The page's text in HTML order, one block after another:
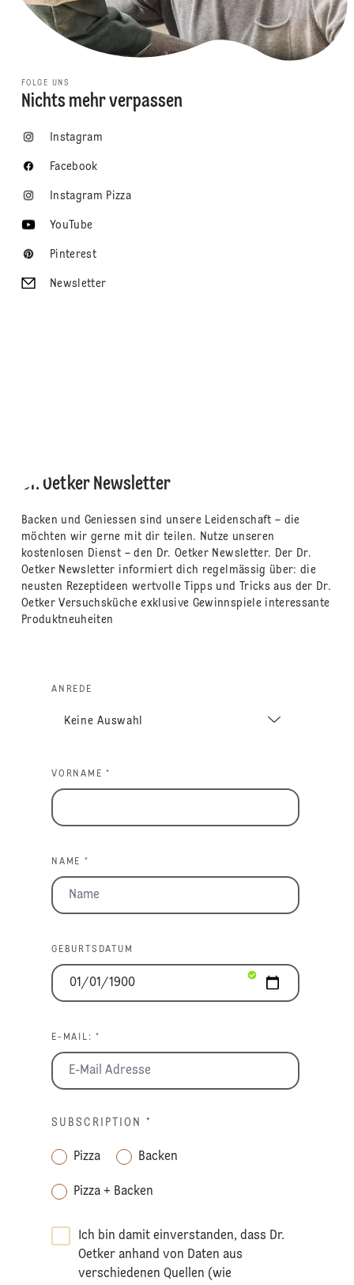
FOLGE UNS
Nichts mehr verpassen
Instagram
Facebook
Instagram Pizza
YouTube
Pinterest
Newsletter
Dr. Oetker Newsletter
Backen und Geniessen sind unsere Leidenschaft – die
möchten wir gerne mit dir teilen. Nutze unseren
kostenlosen Dienst – den Dr. Oetker Newsletter. Der Dr.
Oetker Newsletter informiert dich regelmässig über: die
neusten Rezeptideen wertvolle Tipps und Tricks aus der Dr.
Oetker Versuchsküche exklusive Gewinnspiele interessante
Produktneuheiten
ANREDE
VORNAME *
NAME *
GEBURTSDATUM
E-MAIL: *
SUBSCRIPTION *
Pizza Backen
Pizza + Backen
Ich bin damit einverstanden, dass Dr.
Oetker anhand von Daten aus
verschiedenen Quellen (wie